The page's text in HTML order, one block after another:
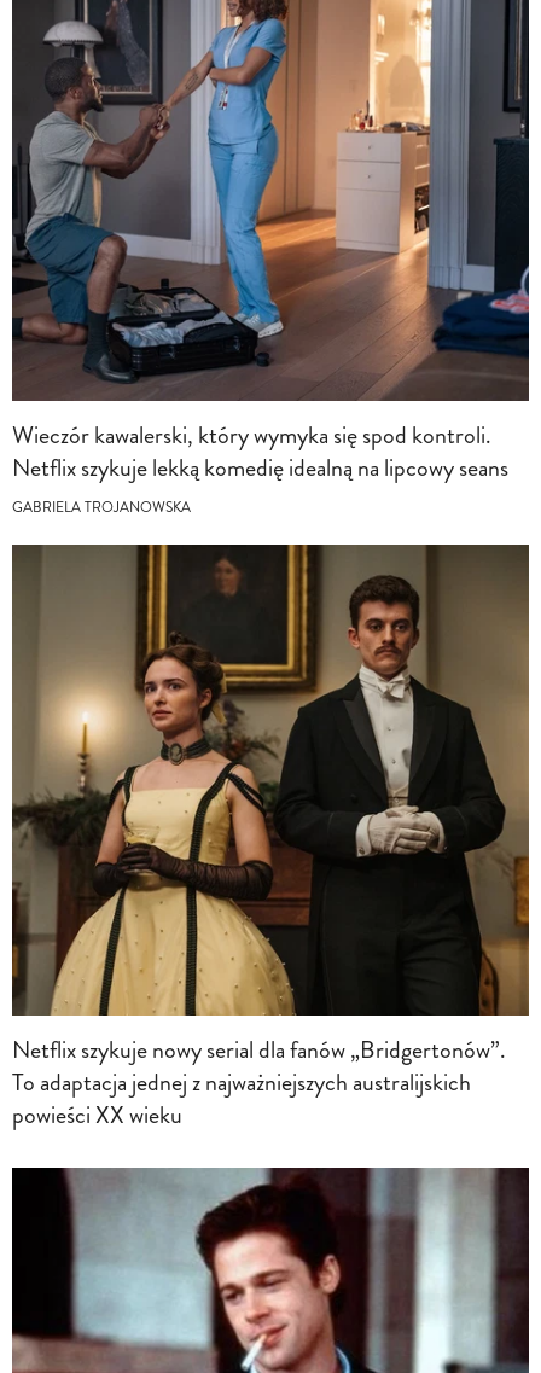
Wieczór kawalerski, który wymyka się spod kontroli.
Netflix szykuje lekką komedię idealną na lipcowy seans
GABRIELA TROJANOWSKA
Netflix szykuje nowy serial dla fanów „Bridgertonów”.
To adaptacja jednej z najważniejszych australijskich
powieści XX wieku